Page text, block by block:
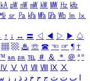
㎄ ㎺ ㎻ ㎽ ㎾ ㎿ ㎐ ㎑
㏛ ㎩ ㎪ ㎫ ㎬ ㏝ ㏐
㏓
↑ ↓ ↔ 〓 ◁ ◀ ▷ ▶ ♤
▦ ▩ ♨ ☏ ☎ ☜ ☞ ¶ †
㏂ ㏘ ℡ ＃ ＆ ＊ ＠ ª º
Ⅳ Ⅴ Ⅵ Ⅶ Ⅷ Ⅸ Ⅹ
ب ت ث ج ح خ د ذ ر ز